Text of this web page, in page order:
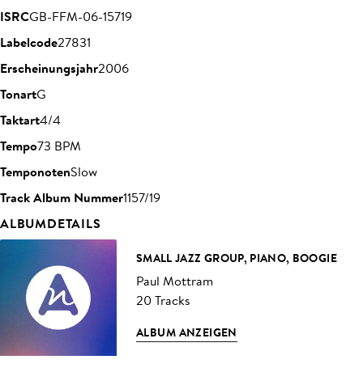
ISRCGB-FFM-06-15719
Labelcode27831
Erscheinungsjahr2006
TonartG
Taktart4/4
Tempo73 BPM
TemponotenSlow
Track Album Nummer1157/19
ALBUMDETAILS
SMALL JAZZ GROUP, PIANO, BOOGIE
Paul Mottram
20 Tracks
ALBUM ANZEIGEN